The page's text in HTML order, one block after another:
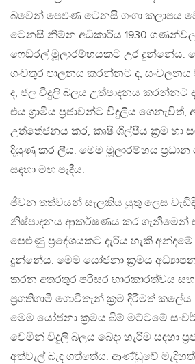
බවෙන් පෙළුණ ටෙනසි ගංගා කලාපය
ටෙනසි නිම්න අධිකාරිය 1930 ගණන්වල
ෆෙඩරල් මූලාරම්භයකට උර දුන්නේය.
ගංවතුර පාලනය කරන්නට ද,
ද, ජල විදුලි බලය උත්පාදනය කරන්නට
එය ග්‍රාමීය ප්‍රජාවන්ට විදුලිය
උත්තේජනය කර, කෘෂි ශිල්පීය ක්‍රම හා
දියුණු කර ලීය. මෙම මූලාරම්භය ප්‍රධාන
සඳහා මඟ පෑදීය.
ජීවන තත්වයන් සැලකිය යුතු ලෙස
නිෂ්පාදනය ආකර්ෂණය කර ගැනීමෙන්
පෙළුණු ප්‍රදේශයකට දැරිය හැකි
දුන්නේය. මෙම යෝජනා ක්‍රමය
කරන අතරතුර පරිසර භාරකාරත්වය
ප්‍රගතිගාමී ගොවිතැන් ක්‍රම දිරිමත්
මෙම යෝජනා ක්‍රමය බිම් මට්ටමේ
වෙමින් විදුලි බලය බෙදා හැරීම සඳහා
අත්වැල් බැඳ ගත්තේය. ආණ්ඩුවේ